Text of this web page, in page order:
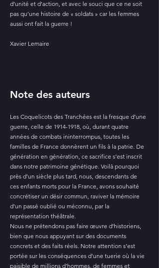
d’unité et d’action, et avec le souci que ce ne soit
pas qu’une histoire de « soldats » car les femmes
aussi ont fait la guerre !
Xavier Lemaire
Note des auteurs
Les Coquelicots des Tranchées est la fresque d’une
guerre, celle de 1914-1918, où, durant quatre
années de combats ininterrompus, toutes les
familles de France donnèrent un fils à la patrie. De
génération en génération, ce sacrifice s’est inscrit
dans notre patrimoine génétique. Voilà pourquoi
près d’un siècle plus tard, nous, descendants de
ces enfants morts pour la France, avons souhaité
concrétiser un désir commun, raviver la mémoire
d’un passé oublié ou méconnu, par la
représentation théâtrale.
Nous ne prétendons pas faire œuvre d’historiens,
bien que nous appuyant sur des documents
concrets et des faits réels. Notre attention s’est
portée sur les conséquences d’une tuerie où la vie
paisible de millions d’hommes, de femmes et